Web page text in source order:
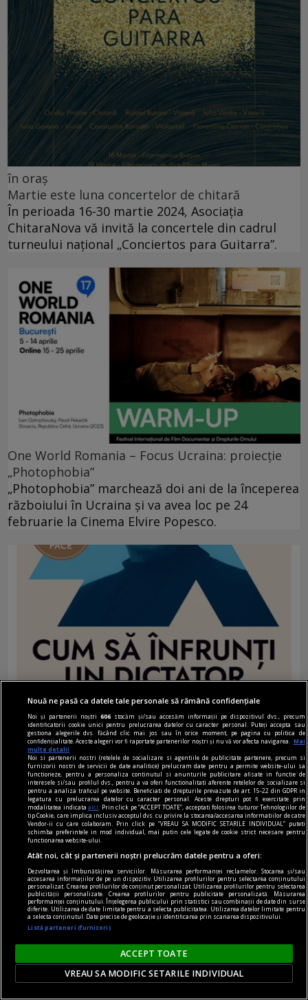
în oraș
Martie este luna concertelor de chitară
În perioada 16-30 martie 2024, Asociația
ChitaraNova vă invită la concertele din cadrul
turneului național „Conciertos para Guitarra”.
One World Romania – Focus Ucraina: proiecție
„Photophobia”
„Photophobia” marchează doi ani de la începerea
războiului în Ucraina și va avea loc pe 24
februarie la Cinema Elvire Popesco.
(avan)premieră editorială
O bombă atomică invizibilă
Ce ești tu dispus(ă) să sacrifici pentru adevăr?
dilemtatograf
Nouă ne pasă ca datele tale personale să rămână confidențiale
Noi și partenerii noștri606 stocăm și/sau accesăm informații pe dispozitivul dvs., precum
identificatorii cookie unici pentru prelucrarea datelor cu caracter personal. Puteți accepta sau
gestiona alegerile dvs. făcând clic mai jos sau în orice moment, pe pagina cu politica de
confidențialitate. Aceste alegeri vor fi raportate partenerilor noștri și nu vă vor afecta navigarea.
Mai
multe detalii
Noi si partenerii nostri (retelele de socializare si agentiile de publicitate partenere, precum si
furnizorii nostri de servicii de date analitice) prelucram date pentru a permite website-ului sa
functioneze, pentru a personaliza continutul si anunturile publicitare afisate in functie de
interesele si/sau profilul dvs., pentru a va oferi functionalitati aferente retelelor de socializare si
pentru a analiza traficul pe website. Beneficiati de drepturile prevazute de art. 15-22 din GDPR in
legatura cu prelucrarea datelor cu caracter personal. Aceste drepturi pot fi exercitate prin
modalitatea indicataaici
. Prin click pe “ACCEPT TOATE”, acceptati folosirea tuturor Tehnologiilor de
tip Cookie, care implica inclusiv acceptul dvs. cu privire la stocarea/accesarea informatiilor de catre
Vendor-ii cu care colaboram. Prin click pe “VREAU SA MODIFIC SETARILE INDIVIDUAL” puteti
schimba preferintele in mod individual, mai putin cele legate de cookie strict necesare pentru
functionarea website-ului.
Atât noi, cât și partenerii noștri prelucrăm datele pentru a oferi:
Dezvoltarea și îmbunătățirea serviciilor. Măsurarea performanței reclamelor. Stocarea și/sau
accesarea informațiilor de pe un dispozitiv. Utilizarea profilurilor pentru selectarea conținutului
personalizat. Crearea profilurilor de conținut personalizat. Utilizarea profilurilor pentru selectarea
publicității personalizate. Crearea profilurilor pentru publicitate personalizată. Măsurarea
performanței conținutului. Înțelegerea publicului prin statistici sau combinații de date din surse
diferite. Utilizarea de date limitate pentru a selecta publicitatea. Utilizarea datelor limitate pentru
a selecta conținutul. Date precise de geolocație și identificarea prin scanarea dispozitivului.
Listă parteneri (furnizori)
ACCEPT TOATE
VREAU SA MODIFIC SETARILE INDIVIDUAL